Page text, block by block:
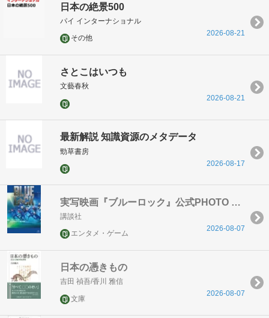
日本の絶景500
パイ インターナショナル
その他
2026-08-21
さとこはいつも
文藝春秋
2026-08-21
最新解説 知識資源のメタデータ
勁草書房
2026-08-17
実写映画『ブルーロック』公式PHOTO BOOK
講談社
エンタメ・ゲーム
2026-08-07
日本の憑きもの
吉田 禎吾/香川 雅信
文庫
2026-08-07